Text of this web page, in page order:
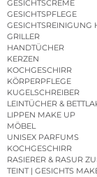
GESICHTSCREME
GESICHTSPFLEGE
GESICHTSREINIGUNG
GRILLER
HANDTÜCHER
KERZEN
KOCHGESCHIRR
KÖRPERPFLEGE
KUGELSCHREIBER
LEINTÜCHER &
LIPPEN MAKE UP
MÖBEL
UNISEX PARFUMS
KOCHGESCHIRR
RASIERER & RASUR
TEINT | GESICHTS